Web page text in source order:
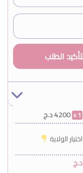
1
4200د.ج
اختيار الولاية
د.ج